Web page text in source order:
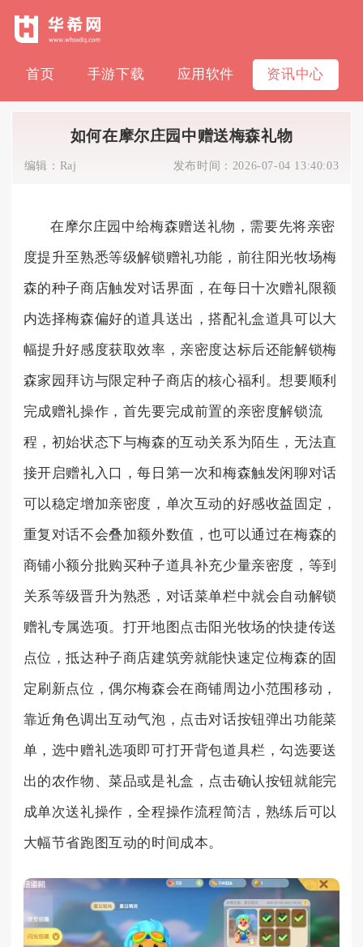
首页 手游下载 应用软件 资讯中心
如何在摩尔庄园中赠送梅森礼物
编辑： Raj 发布时间： 2026-07-04 13:40:03
在摩尔庄园中给梅森赠送礼物，需要先将亲密
度提升至熟悉等级解锁赠礼功能，前往阳光牧场梅
森的种子商店触发对话界面，在每日十次赠礼限额
内选择梅森偏好的道具送出，搭配礼盒道具可以大
幅提升好感度获取效率，亲密度达标后还能解锁梅
森家园拜访与限定种子商店的核心福利。想要顺利
完成赠礼操作，首先要完成前置的亲密度解锁流
程，初始状态下与梅森的互动关系为陌生，无法直
接开启赠礼入口，每日第一次和梅森触发闲聊对话
可以稳定增加亲密度，单次互动的好感收益固定，
重复对话不会叠加额外数值，也可以通过在梅森的
商铺小额分批购买种子道具补充少量亲密度，等到
关系等级晋升为熟悉，对话菜单栏中就会自动解锁
赠礼专属选项。打开地图点击阳光牧场的快捷传送
点位，抵达种子商店建筑旁就能快速定位梅森的固
定刷新点位，偶尔梅森会在商铺周边小范围移动，
靠近角色调出互动气泡，点击对话按钮弹出功能菜
单，选中赠礼选项即可打开背包道具栏，勾选要送
出的农作物、菜品或是礼盒，点击确认按钮就能完
成单次送礼操作，全程操作流程简洁，熟练后可以
大幅节省跑图互动的时间成本。